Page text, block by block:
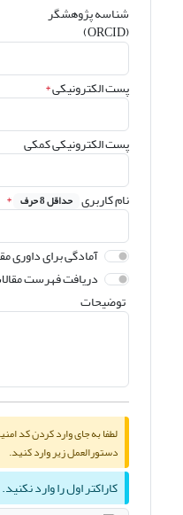
شناسه پژوهشگر
(ORCID)
پست الکترونیکی*
پست الکترونیکی کمکی
نام کاربری حداقل 8 حرف *
آمادگی برای داوری
دریافت فهرست
توضیحات
دستورالعمل زیر وارد کنید.
کاراکتر اول را وارد نکنید.